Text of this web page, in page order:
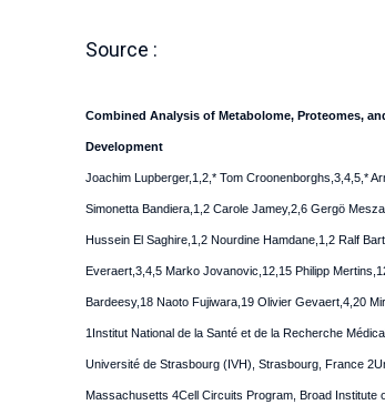
Source :
Combined Analysis of Metabolome, Proteomes,
Development
Joachim Lupberger,1,2,* Tom Croonenborghs,3,4,5,*
Simonetta Bandiera,1,2 Carole Jamey,2,6 Gergö
Hussein El Saghire,1,2 Nourdine Hamdane,1,2 Ralf
Everaert,3,4,5 Marko Jovanovic,12,15 Philipp
Bardeesy,18 Naoto Fujiwara,19 Olivier Gevaert,4,20
1Institut National de la Santé et de la Recherche
Université de Strasbourg (IVH), Strasbourg, France
Massachusetts 4Cell Circuits Program, Broad